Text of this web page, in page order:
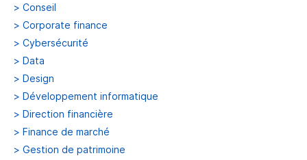
> Conseil
> Corporate finance
> Cybersécurité
> Data
> Design
> Développement informatique
> Direction financière
> Finance de marché
> Gestion de patrimoine